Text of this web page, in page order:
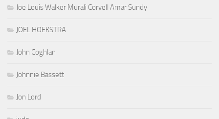
Joe Louis Walker Murali Coryell Amar Sundy
JOEL HOEKSTRA
John Coghlan
Johnnie Bassett
Jon Lord